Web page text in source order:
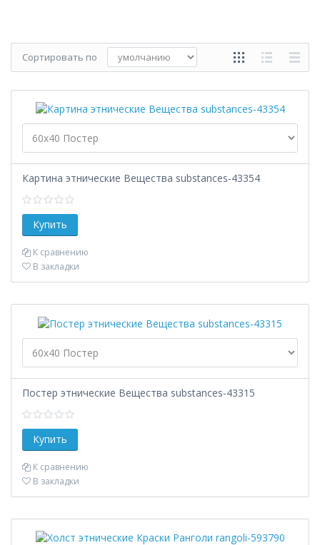
Сортировать по
Картина этнические Вещества substances-43354
К сравнению
В закладки
Постер этнические Вещества substances-43315
К сравнению
В закладки